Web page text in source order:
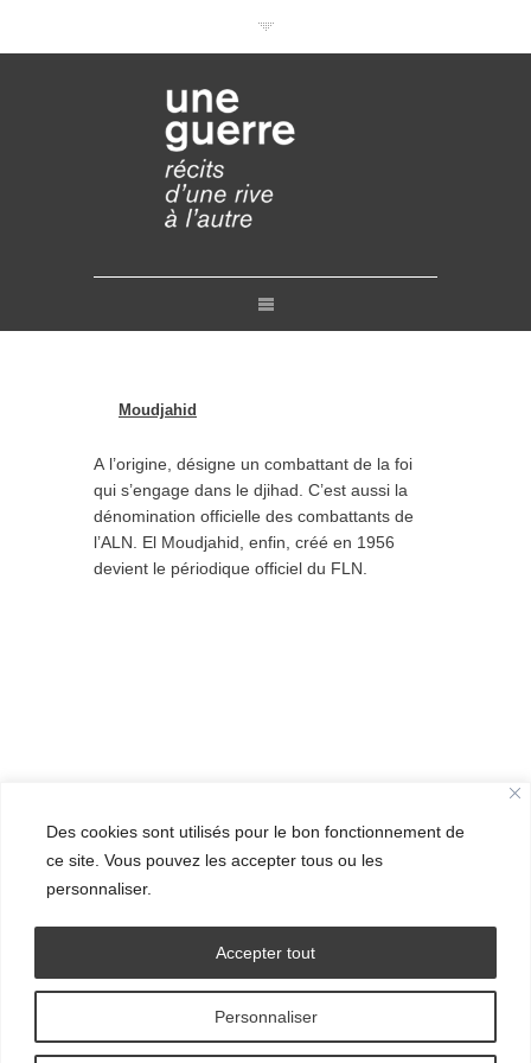
Des cookies sont utilisés pour le bon fonctionnement de
ce site. Vous pouvez les accepter tous ou les
personnaliser.
Personnaliser
Accepter tout
Conférences en ligne
Pourquoi et comment ?
Retours
Moudjahid
A l’origine, désigne un combattant de la foi
qui s’engage dans le djihad. C’est aussi la
dénomination officielle des combattants de
l’ALN. El Moudjahid, enfin, créé en 1956
devient le périodique officiel du FLN.
© Grand Ensemble - 2016.